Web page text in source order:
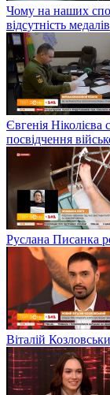
Чому на наших
відсутність медалів
Євгенія
посвідчення
Руслана Писанка
Віталій